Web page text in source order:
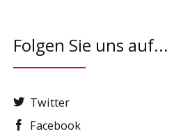
Folgen Sie uns auf...
Twitter
Facebook